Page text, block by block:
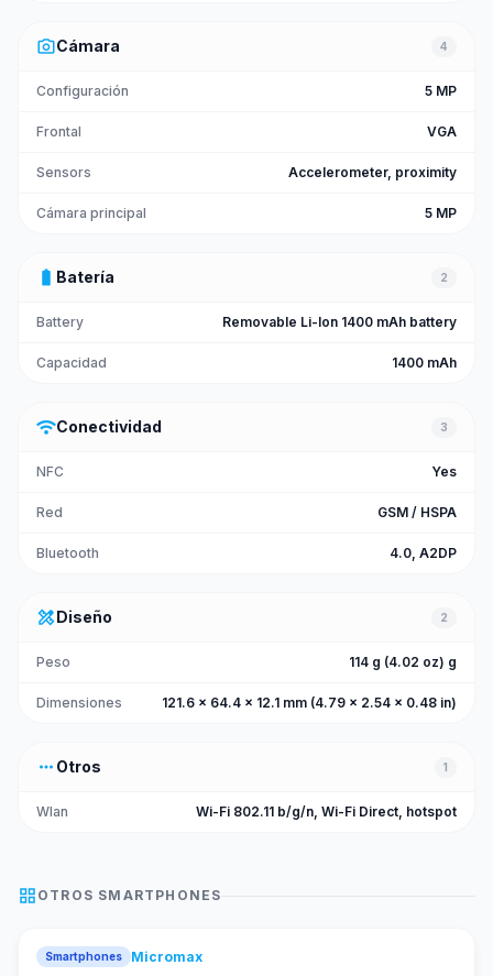
photo_cameraCámara 4
Configuración 5 MP
Frontal VGA
Sensors Accelerometer, proximity
Cámara principal 5 MP
battery_full Batería 2
Battery Removable Li-Ion 1400 mAh battery
Capacidad 1400 mAh
wifiConectividad 3
NFC Yes
Red GSM / HSPA
Bluetooth 4.0, A2DP
design_servicesDiseño 2
Peso 114 g (4.02 oz) g
Dimensiones 121.6 x 64.4 x 12.1 mm (4.79 x 2.54 x 0.48 in)
more_horiz Otros 1
Wlan Wi-Fi 802.11 b/g/n, Wi-Fi Direct, hotspot
grid_view OTROS SMARTPHONES
Smartphones Micromax